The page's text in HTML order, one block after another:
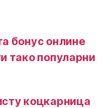
бонус онлине
тако популарни
коцкарница